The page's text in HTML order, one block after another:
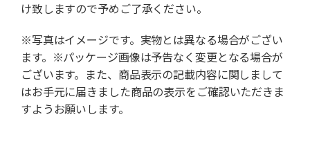
け致しますので予めご了承ください。
※写真はイメージです。実物とは異なる場合がござい
ます。※パッケージ画像は予告なく変更となる場合が
ございます。また、商品表示の記載内容に関しまして
はお手元に届きました商品の表示をご確認いただきま
すようお願いします。